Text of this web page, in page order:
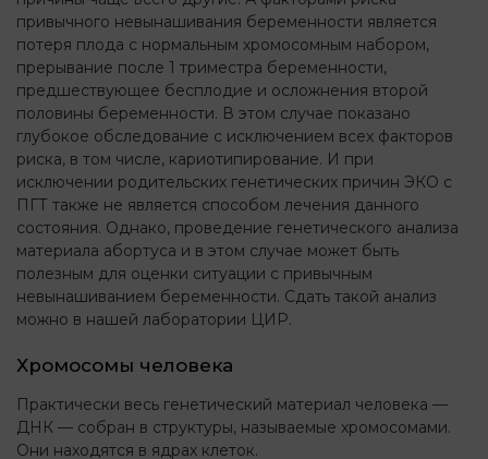
привычного невынашивания беременности является
потеря плода с нормальным хромосомным набором,
прерывание после 1 триместра беременности,
предшествующее бесплодие и осложнения второй
половины беременности. В этом случае показано
глубокое обследование с исключением всех факторов
риска, в том числе, кариотипирование. И при
исключении родительских генетических причин ЭКО с
ПГТ также не является способом лечения данного
состояния. Однако, проведение генетического анализа
материала абортуса и в этом случае может быть
полезным для оценки ситуации с привычным
невынашиванием беременности. Сдать такой анализ
можно в нашей лаборатории ЦИР.
Хромосомы человека
Практически весь генетический материал человека —
ДНК — собран в структуры, называемые хромосомами.
Они находятся в ядрах клеток.